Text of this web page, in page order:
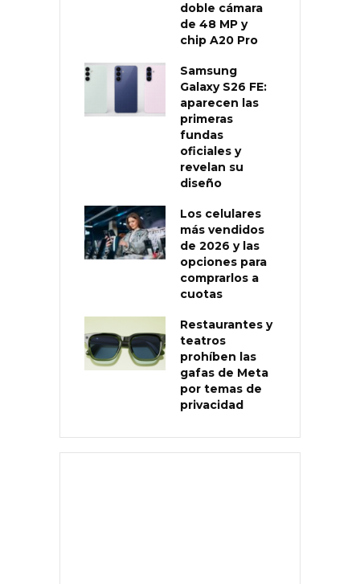
doble cámara
de 48 MP y
chip A20 Pro
Samsung
Galaxy S26 FE:
aparecen las
primeras
fundas
oficiales y
revelan su
diseño
Los celulares
más vendidos
de 2026 y las
opciones para
comprarlos a
cuotas
Restaurantes y
teatros
prohíben las
gafas de Meta
por temas de
privacidad